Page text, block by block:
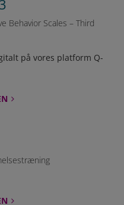
Behavior Scales – Third
på vores platform Q-